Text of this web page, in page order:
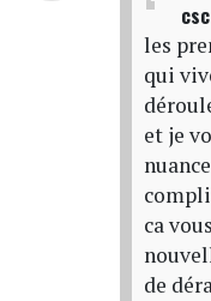
csc
les
qui
et je
ca
de